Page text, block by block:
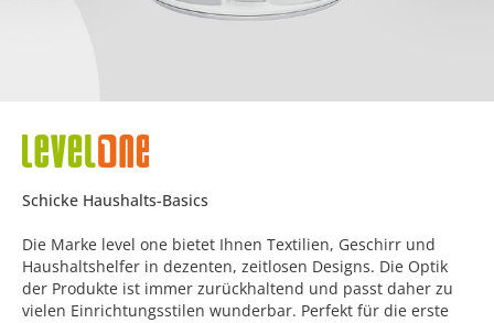
Schicke Haushalts-Basics
Die Marke level one bietet Ihnen Textilien, Geschirr und
Haushaltshelfer in dezenten, zeitlosen Designs. Die Optik
der Produkte ist immer zurückhaltend und passt daher zu
vielen Einrichtungsstilen wunderbar. Perfekt für die erste